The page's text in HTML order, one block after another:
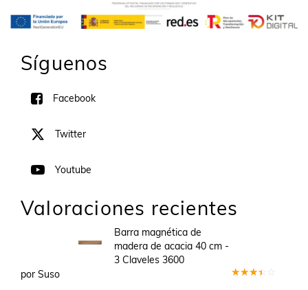
Síguenos
Facebook
Twitter
Youtube
Valoraciones recientes
Barra magnética de
madera de acacia 40 cm -
3 Claveles 3600
por Suso